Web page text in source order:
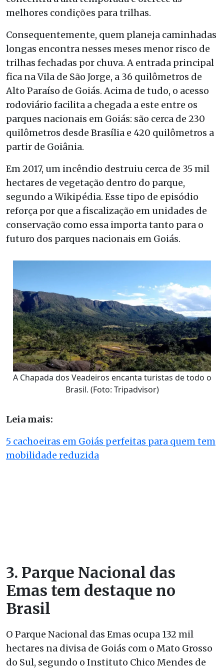
melhores condições para trilhas.
Consequentemente, quem planeja caminhadas
longas encontra nesses meses menor risco de
trilhas fechadas por chuva. A entrada principal
fica na Vila de São Jorge, a 36 quilômetros de
Alto Paraíso de Goiás. Acima de tudo, o acesso
rodoviário facilita a chegada a este entre os
parques nacionais em Goiás: são cerca de 230
quilômetros desde Brasília e 420 quilômetros a
partir de Goiânia.
Em 2017, um incêndio destruiu cerca de 35 mil
hectares de vegetação dentro do parque,
segundo a Wikipédia. Esse tipo de episódio
reforça por que a fiscalização em unidades de
conservação como essa importa tanto para o
futuro dos parques nacionais em Goiás.
A Chapada dos Veadeiros encanta turistas de todo o
Brasil. (Foto: Tripadvisor)
Leia mais:
5 cachoeiras em Goiás perfeitas para quem tem
mobilidade reduzida
3. Parque Nacional das
Emas tem destaque no
Brasil
O Parque Nacional das Emas ocupa 132 mil
hectares na divisa de Goiás com o Mato Grosso
do Sul, segundo o Instituto Chico Mendes de